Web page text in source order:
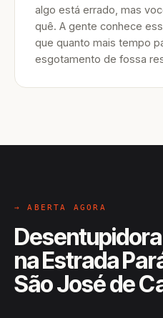
algo está errado, mas
quê. A gente conhece
que quanto mais tempo
esgotamento de fossa
→ ABERTA AGORA
na Estrada
São José de